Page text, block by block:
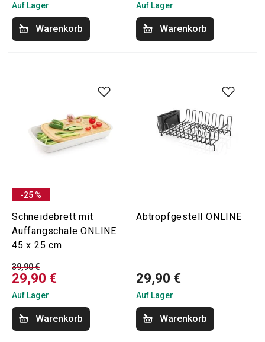
Auf Lager
Warenkorb
Auf Lager
Warenkorb
-25 %
Schneidebrett mit
Auffangschale ONLINE
45 x 25 cm
39,90 €
29,90 €
Auf Lager
Warenkorb
Abtropfgestell ONLINE
29,90 €
Auf Lager
Warenkorb